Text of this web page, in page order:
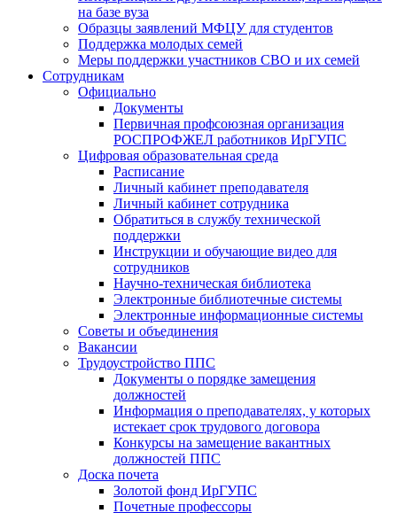
на базе вуза
Образцы заявлений МФЦУ для студентов
Поддержка молодых семей
Меры поддержки участников СВО и их семей
Сотрудникам
Официально
Документы
Первичная профсоюзная организация
РОСПРОФЖЕЛ работников ИрГУПС
Цифровая образовательная среда
Расписание
Личный кабинет преподавателя
Личный кабинет сотрудника
Обратиться в службу технической
поддержки
Инструкции и обучающие видео для
сотрудников
Научно-техническая библиотека
Электронные библиотечные системы
Электронные информационные системы
Советы и объединения
Вакансии
Трудоустройство ППС
Документы о порядке замещения
должностей
Информация о преподавателях, у которых
истекает срок трудового договора
Конкурсы на замещение вакантных
должностей ППС
Доска почета
Золотой фонд ИрГУПС
Почетные профессоры